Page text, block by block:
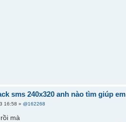
sms 240x320 anh nào tìm giúp em
16:58 »@162268
mà